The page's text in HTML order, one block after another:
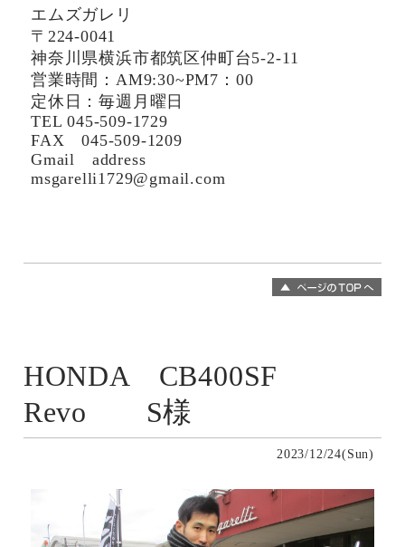
エムズガレリ
〒224-0041
神奈川県横浜市都筑区仲町台5-2-11
営業時間：AM9:30~PM7：00
定休日：毎週月曜日
TEL 045-509-1729
FAX 045-509-1209
Gmail address
msgarelli1729@gmail.com
HONDA CB400SF
Revo S様
2023/12/24(Sun)